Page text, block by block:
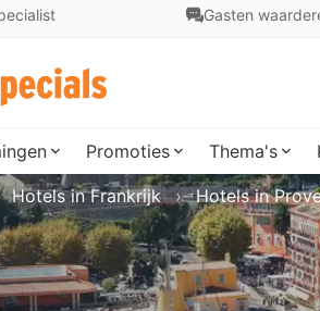
Gasten
Promoties Thema's
Hotels in Frankrijk Hotels in